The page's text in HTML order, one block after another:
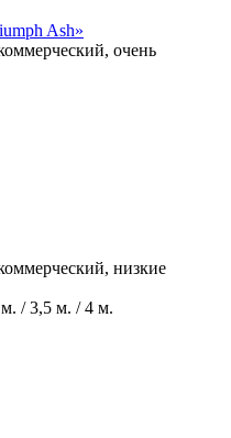
Ash»
очень
низкие
/ 3,5 м. / 4 м.